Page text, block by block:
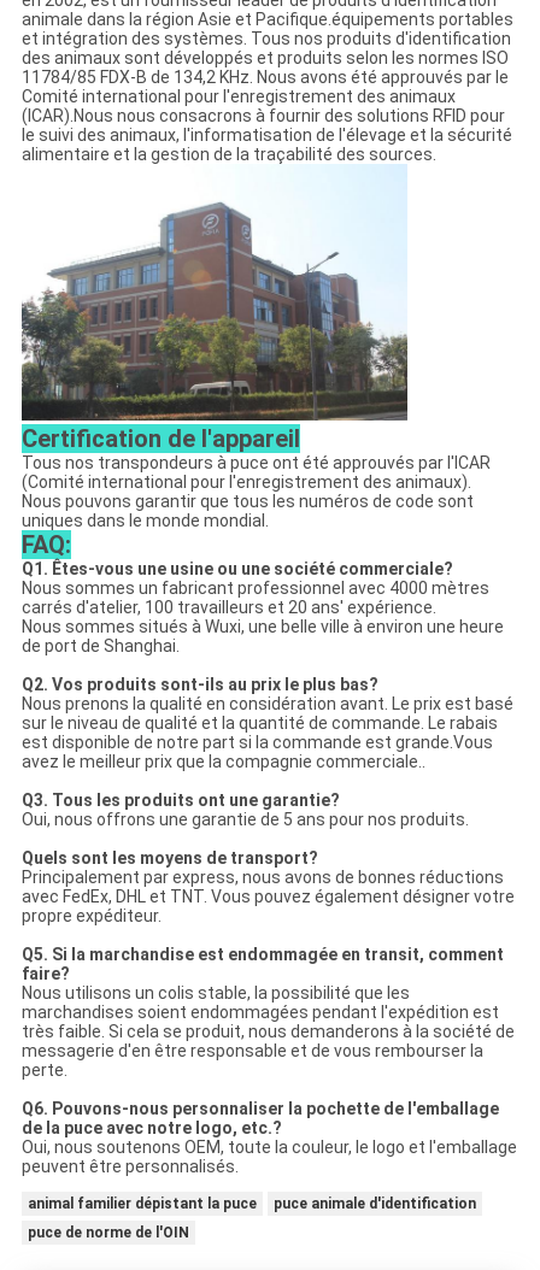
animale dans la région Asie et Pacifique.équipements portables
et intégration des systèmes. Tous nos produits d'identification
des animaux sont développés et produits selon les normes ISO
11784/85 FDX-B de 134,2 KHz. Nous avons été approuvés par le
Comité international pour l'enregistrement des animaux
(ICAR).Nous nous consacrons à fournir des solutions RFID pour
le suivi des animaux, l'informatisation de l'élevage et la sécurité
alimentaire et la gestion de la traçabilité des sources.
Certification de l'appareil
Tous nos transpondeurs à puce ont été approuvés par l'ICAR
(Comité international pour l'enregistrement des animaux).
Nous pouvons garantir que tous les numéros de code sont
uniques dans le monde mondial.
FAQ:
Q1. Êtes-vous une usine ou une société commerciale?
Nous sommes un fabricant professionnel avec 4000 mètres
carrés d'atelier, 100 travailleurs et 20 ans' expérience.
Nous sommes situés à Wuxi, une belle ville à environ une heure
de port de Shanghai.
Q2. Vos produits sont-ils au prix le plus bas?
Nous prenons la qualité en considération avant. Le prix est basé
sur le niveau de qualité et la quantité de commande. Le rabais
est disponible de notre part si la commande est grande.Vous
avez le meilleur prix que la compagnie commerciale..
Q3. Tous les produits ont une garantie?
Oui, nous offrons une garantie de 5 ans pour nos produits.
Quels sont les moyens de transport?
Principalement par express, nous avons de bonnes réductions
avec FedEx, DHL et TNT. Vous pouvez également désigner votre
propre expéditeur.
Q5. Si la marchandise est endommagée en transit, comment
faire?
Nous utilisons un colis stable, la possibilité que les
marchandises soient endommagées pendant l'expédition est
très faible. Si cela se produit, nous demanderons à la société de
messagerie d'en être responsable et de vous rembourser la
perte.
Q6. Pouvons-nous personnaliser la pochette de l'emballage
de la puce avec notre logo, etc.?
Oui, nous soutenons OEM, toute la couleur, le logo et l'emballage
peuvent être personnalisés.
animal familier dépistant la puce
puce animale d'identification
puce de norme de l'OIN